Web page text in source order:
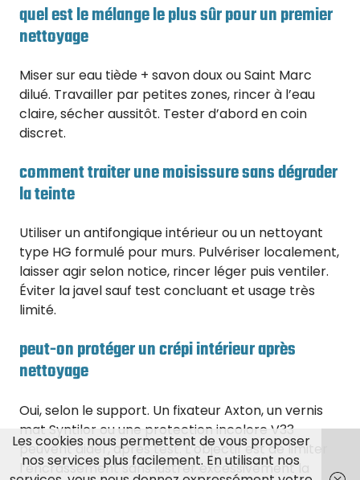
quel est le mélange le plus sûr pour un premier
nettoyage
Miser sur eau tiède + savon doux ou Saint Marc
dilué. Travailler par petites zones, rincer à l’eau
claire, sécher aussitôt. Tester d’abord en coin
discret.
comment traiter une moisissure sans dégrader
la teinte
Utiliser un antifongique intérieur ou un nettoyant
type HG formulé pour murs. Pulvériser localement,
laisser agir selon notice, rincer léger puis ventiler.
Éviter la javel sauf test concluant et usage très
limité.
peut-on protéger un crépi intérieur après
nettoyage
Oui, selon le support. Un fixateur Axton, un vernis
mat Syntilor ou une protection incolore V33
peuvent aider, après test. L’objectif est de limiter
l’encrassement sans lustrer excessivement la
Les cookies nous permettent de vous proposer
nos services plus facilement. En utilisant nos